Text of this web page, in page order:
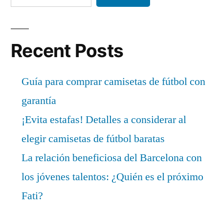
Recent Posts
Guía para comprar camisetas de fútbol con
garantía
¡Evita estafas! Detalles a considerar al
elegir camisetas de fútbol baratas
La relación beneficiosa del Barcelona con
los jóvenes talentos: ¿Quién es el próximo
Fati?